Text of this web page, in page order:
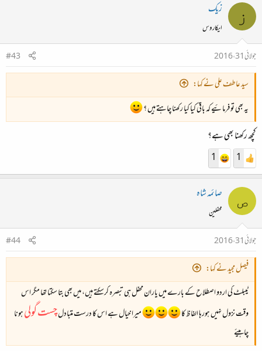
ز زیک
ایکاروس
جولائی 31، 2016
#43
سید عاطف علی نے کہا:
یہ بھی تو فرمائیے کہ باقی کیا کیا رکھنا چاہتے ہیں ؟
کچھ رکھنا بھی ہے؟
1
1
ص صائمہ شاہ
محفلین
جولائی 31، 2016
#44
فیصل مجید نے کہا:
ٹیبلٹ کی اردو اصطلاح کے بارے میں یاران محفل ہی تبصرہ کرسکتے ہیں، میں بھی بتا سکتا تھا مگر اس
وقت نزول نہیں ہورہا الفاظ کا
میرا خیال ہے اس کا درست متبادلچست گولیہونا
چاہیئے